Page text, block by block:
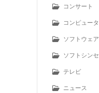
コンサート
コンピュータ
ソフトウェア
ソフトシンセ
テレビ
ニュース